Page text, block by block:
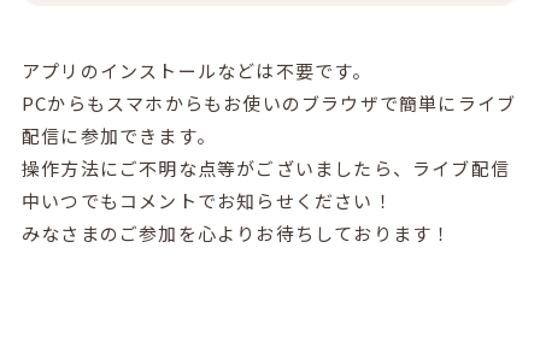
アプリのインストールなどは不要です。
PCからもスマホからもお使いのブラウザで簡単にライブ
配信に参加できます。
操作方法にご不明な点等がございましたら、ライブ配信
中いつでもコメントでお知らせください！
みなさまのご参加を心よりお待ちしております！